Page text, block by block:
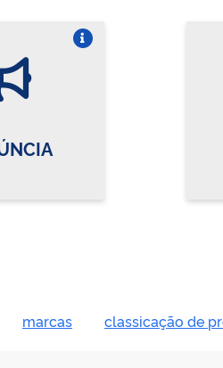
marcas classicação de